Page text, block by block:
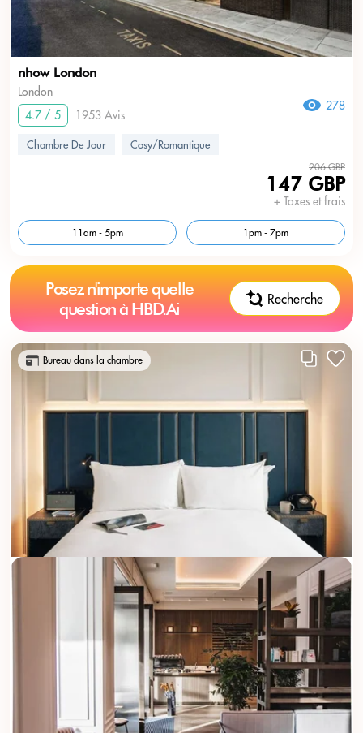
nhow London
London
4.7 / 5
1953 Avis
278
Chambre De Jour Cosy/Romantique
206 GBP
147 GBP
+ Taxes et frais
11am - 5pm 1pm - 7pm
Posez n'importe quelle
question à HBD.Ai
Recherche
Bureau dans la chambre